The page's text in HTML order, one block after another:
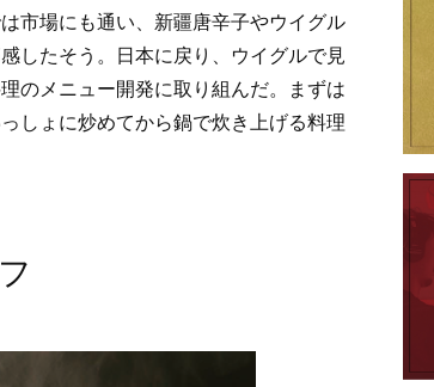
市場にも通い、新疆唐辛子やウイグル
したそう。日本に戻り、ウイグルで見
のメニュー開発に取り組んだ。まずは
しょに炒めてから鍋で炊き上げる料理